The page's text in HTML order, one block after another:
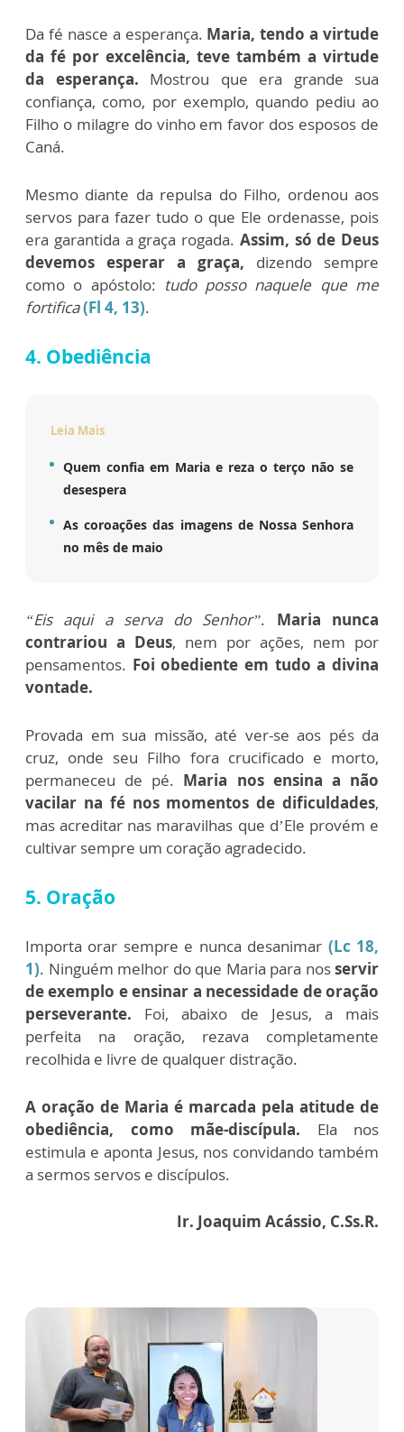
Da fé nasce a esperança. Maria, tendo a virtude
da fé por excelência, teve também a virtude
da esperança. Mostrou que era grande sua
confiança, como, por exemplo, quando pediu ao
Filho o milagre do vinho em favor dos esposos de
Caná.
Mesmo diante da repulsa do Filho, ordenou aos
servos para fazer tudo o que Ele ordenasse, pois
era garantida a graça rogada. Assim, só de Deus
devemos esperar a graça, dizendo sempre
como o apóstolo: tudo posso naquele que me
fortifica(Fl 4, 13).
4. Obediência
Leia Mais
Quem confia em Maria e reza o terço não se
desespera
As coroações das imagens de Nossa Senhora
no mês de maio
“Eis aqui a serva do Senhor”. Maria nunca
contrariou a Deus, nem por ações, nem por
pensamentos. Foi obediente em tudo a divina
vontade.
Provada em sua missão, até ver-se aos pés da
cruz, onde seu Filho fora crucificado e morto,
permaneceu de pé. Maria nos ensina a não
vacilar na fé nos momentos de dificuldades,
mas acreditar nas maravilhas que d’Ele provém e
cultivar sempre um coração agradecido.
5. Oração
Importa orar sempre e nunca desanimar (Lc 18,
1). Ninguém melhor do que Maria para nosservir
de exemplo e ensinar a necessidade de oração
perseverante. Foi, abaixo de Jesus, a mais
perfeita na oração, rezava completamente
recolhida e livre de qualquer distração.
A oração de Maria é marcada pela atitude de
obediência, como mãe-discípula. Ela nos
estimula e aponta Jesus, nos convidando também
a sermos servos e discípulos.
Ir. Joaquim Acássio, C.Ss.R.